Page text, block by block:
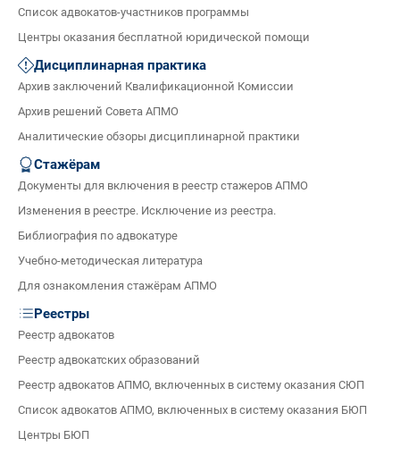
Список адвокатов-участников программы
Центры оказания бесплатной юридической помощи
Дисциплинарная практика
Архив заключений Квалификационной Комиссии
Архив решений Совета АПМО
Аналитические обзоры дисциплинарной практики
Стажёрам
Документы для включения в реестр стажеров АПМО
Изменения в реестре. Исключение из реестра.
Библиография по адвокатуре
Учебно-методическая литература
Для ознакомления стажёрам АПМО
Реестры
Реестр адвокатов
Реестр адвокатских образований
Реестр адвокатов АПМО, включенных в систему оказания СЮП
Список адвокатов АПМО, включенных в систему оказания БЮП
Центры БЮП